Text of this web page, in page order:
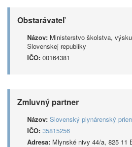
Obstarávateľ
Názov: Ministerstvo školstva,
Slovenskej republiky
IČO: 00164381
Zmluvný partner
Názov: Slovenský plynárenský
IČO: 35815256
Adresa: Mlynské nivy 44/a, 825 11